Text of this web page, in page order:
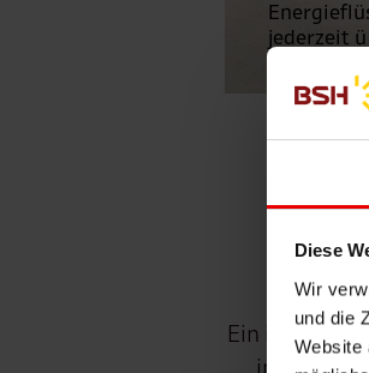
Diese
Wir
und die
Website
jederzeit
Ein
ins E-